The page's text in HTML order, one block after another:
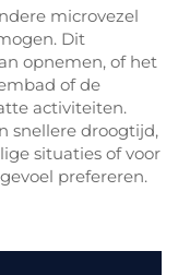
microvezel
Dit
opnemen, of het
of de
activiteiten.
snellere droogtijd,
situaties of voor
prefereren.